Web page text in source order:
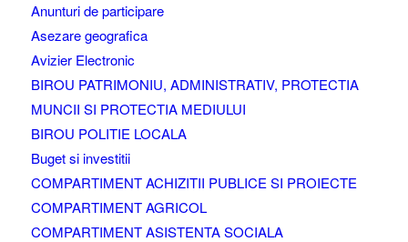
Anunturi de participare
Asezare geografica
Avizier Electronic
BIROU PATRIMONIU, ADMINISTRATIV, PROTECTIA
MUNCII SI PROTECTIA MEDIULUI
BIROU POLITIE LOCALA
Buget si investitii
COMPARTIMENT ACHIZITII PUBLICE SI PROIECTE
COMPARTIMENT AGRICOL
COMPARTIMENT ASISTENTA SOCIALA